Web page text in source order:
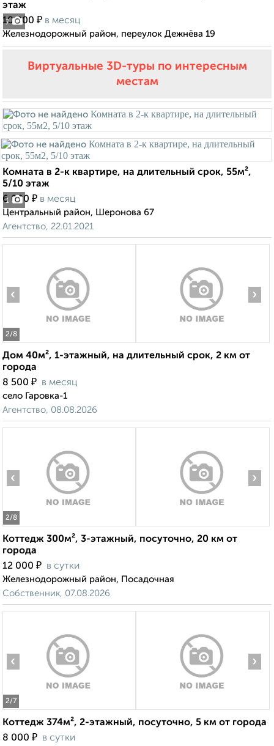
7
этаж
10 000 ₽ в месяц
Железнодорожный район, переулок Дежнёва 19
Виртуальные 3D-туры по интересным
местам
1
Комната в 2-к квартире, на длительный срок, 55м²,
5/10 этаж
6 000 ₽ в месяц
Центральный район, Шеронова 67
Агентство, 22.01.2021
2/8
‹ ›
Дом 40м², 1-этажный, на длительный срок, 2 км от
города
8 500 ₽ в месяц
село Гаровка-1
Агентство, 08.08.2026
2/8
‹ ›
Коттедж 300м², 3-этажный, посуточно, 20 км от
города
12 000 ₽ в сутки
Железнодорожный район, Посадочная
Собственник, 07.08.2026
2/7
‹ ›
Коттедж 374м², 2-этажный, посуточно, 5 км от города
8 000 ₽ в сутки